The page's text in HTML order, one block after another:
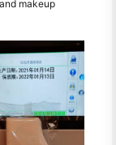
makeup